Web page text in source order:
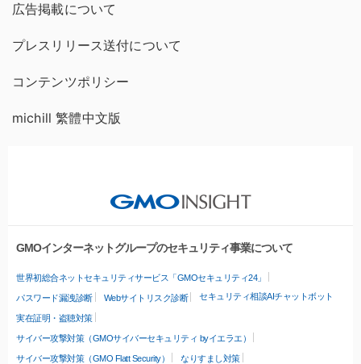
広告掲載について
プレスリリース送付について
コンテンツポリシー
michill 繁體中文版
GMOインターネットグループのセキュリティ事業について
世界初総合ネットセキュリティサービス「GMOセキュリティ24」
パスワード漏洩診断 Webサイトリスク診断 セキュリティ相談AIチャットボット
実在証明・盗聴対策
サイバー攻撃対策（GMOサイバーセキュリティ byイエラエ）
サイバー攻撃対策（GMO Flatt Security）
なりすまし対策